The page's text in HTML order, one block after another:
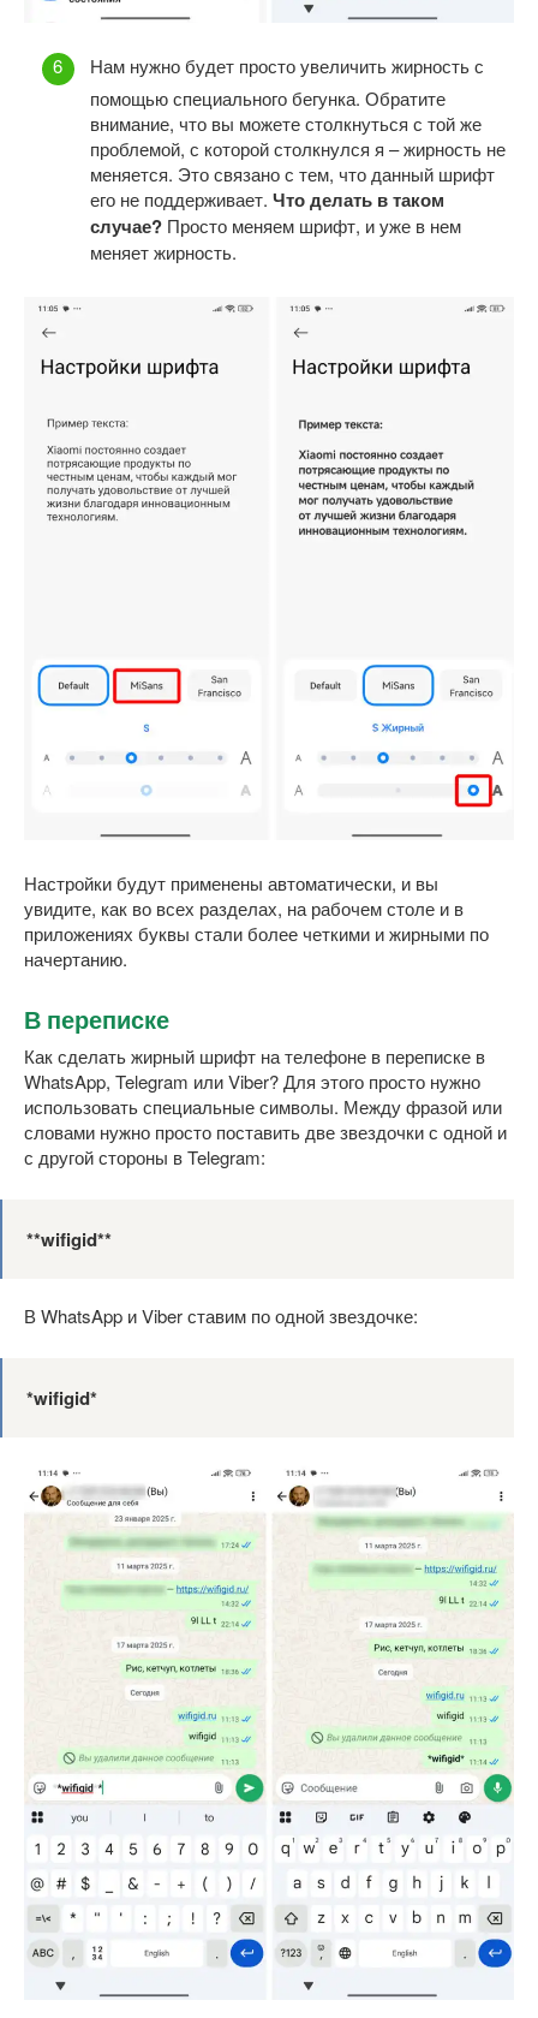
Нам нужно будет просто увеличить жирность с
помощью специального бегунка. Обратите
внимание, что вы можете столкнуться с той же
проблемой, с которой столкнулся я – жирность не
меняется. Это связано с тем, что данный шрифт
его не поддерживает. Что делать в таком
случае? Просто меняем шрифт, и уже в нем
меняет жирность.
Настройки будут применены автоматически, и вы
увидите, как во всех разделах, на рабочем столе и в
приложениях буквы стали более четкими и жирными по
начертанию.
В переписке
Как сделать жирный шрифт на телефоне в переписке в
WhatsApp, Telegram или Viber? Для этого просто нужно
использовать специальные символы. Между фразой или
словами нужно просто поставить две звездочки с одной и
с другой стороны в Telegram:
**wifigid**
В WhatsApp и Viber ставим по одной звездочке:
*wifigid*